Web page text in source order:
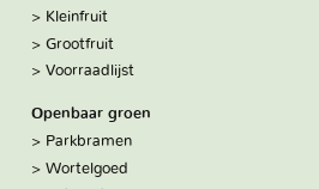
Kleinfruit
Grootfruit
Voorraadlijst
Openbaar groen
Parkbramen
Wortelgoed